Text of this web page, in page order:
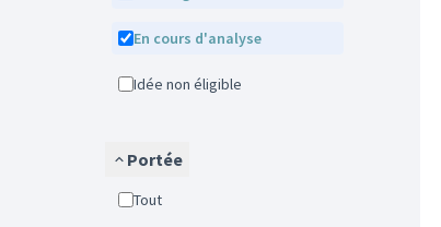
En cours d'analyse
Idée non éligible
Portée
Tout